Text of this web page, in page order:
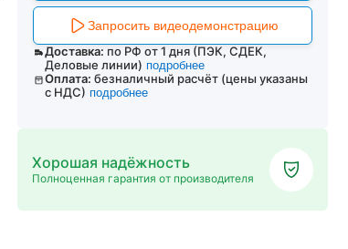
Запросить видеодемонстрацию
Доставка: по РФ от 1 дня (ПЭК, СДЕК,
Деловые линии) подробнее
Оплата: безналичный расчёт (цены указаны
с НДС) подробнее
Хорошая надёжность
Полноценная гарантия от производителя